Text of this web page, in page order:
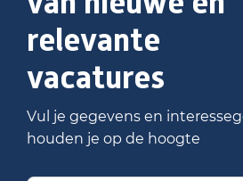
relevante
vacatures
Vul je gegevens en
houden je op de hoogte